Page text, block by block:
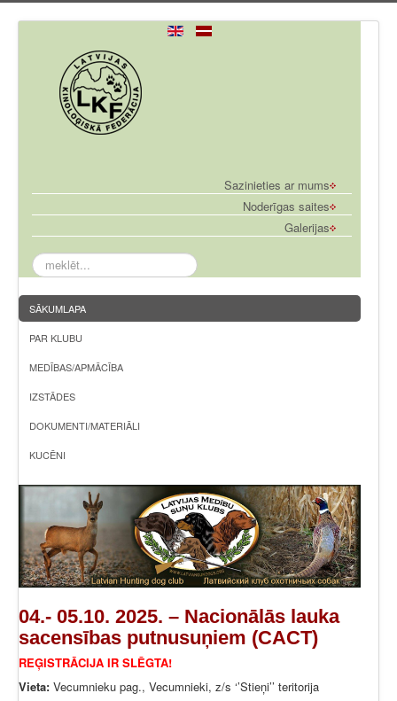
Sazinieties ar mums
Noderīgas saites
Galerijas
meklēt...
SĀKUMLAPA
PAR KLUBU
MEDĪBAS/APMĀCĪBA
IZSTĀDES
DOKUMENTI/MATERIĀLI
KUCĒNI
04.- 05.10. 2025. – Nacionālās lauka
sacensības putnusuņiem (CACT)
REĢISTRĀCIJA IR SLĒGTA!
Vieta: Vecumnieku pag., Vecumnieki, z/s ‘’Stieņi’’ teritorija